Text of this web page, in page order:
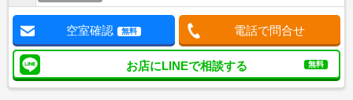
空室確認 無料 電話で問合せ
お店にLINEで相談する 無料